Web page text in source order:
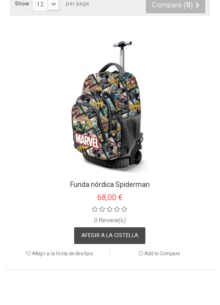
Show 12 per page Compare (0)
Funda nórdica Spiderman
68,00 €
0 Review(s)
AFEGIR A LA CISTELLA
Afegir a la llista de desitjos Add to Compare